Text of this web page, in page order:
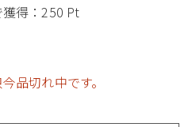
得：250 Pt
品切れ中です。